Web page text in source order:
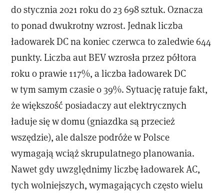
do stycznia 2021 roku do 23 698 sztuk. Oznacza
to ponad dwukrotny wzrost. Jednak liczba
ładowarek DC na koniec czerwca to zaledwie 644
punkty. Liczba aut BEV wzrosła przez półtora
roku o prawie 117%, a liczba ładowarek DC
w tym samym czasie o 39%. Sytuację ratuje fakt,
że większość posiadaczy aut elektrycznych
ładuje się w domu (gniazdka są przecież
wszędzie), ale dalsze podróże w Polsce
wymagają wciąż skrupulatnego planowania.
Nawet gdy uwzględnimy liczbę ładowarek AC,
tych wolniejszych, wymagających często wielu